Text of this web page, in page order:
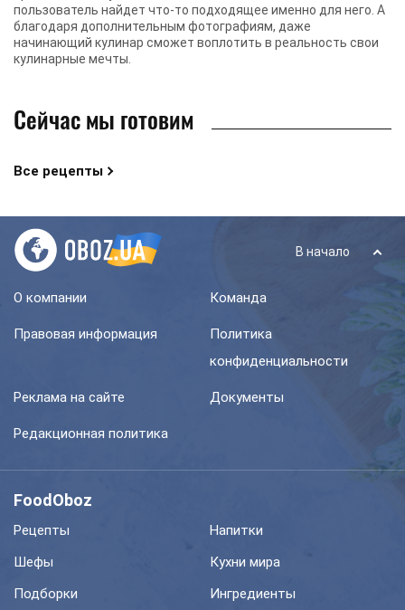
пользователь найдет что-то подходящее именно для него. А
благодаря дополнительным фотографиям, даже
начинающий кулинар сможет воплотить в реальность свои
кулинарные мечты.
Сейчас мы готовим
Все рецепты
В начало
О компании Команда
Правовая информация
Политика
конфиденциальности
Реклама на сайте Документы
Редакционная политика
FoodOboz
Рецепты
Напитки
Шефы
Кухни мира
Подборки
Ингредиенты